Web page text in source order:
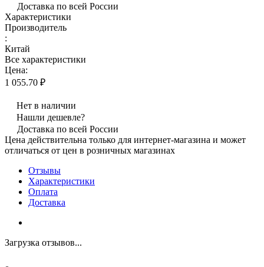
Доставка по всей России
Характеристики
Производитель
:
Китай
Все характеристики
Цена:
1 055.70 ₽
Нет в наличии
Нашли дешевле?
Доставка по всей России
Цена действительна только для интернет-магазина и может
отличаться от цен в розничных магазинах
Отзывы
Характеристики
Оплата
Доставка
Загрузка отзывов...